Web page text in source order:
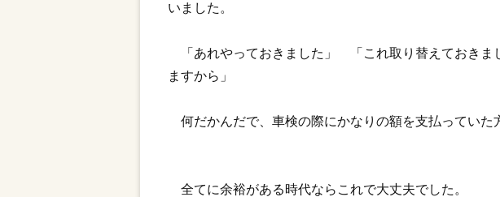
いました。
「あれやっておきました」 「これ取り替えておきま
ますから」
何だかんだで、車検の際にかなりの額を支払っていた
全てに余裕がある時代ならこれで大丈夫でした。